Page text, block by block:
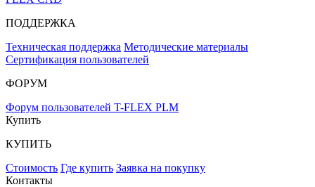
ПОДДЕРЖКА
Техническая поддержка Методические материалы
Сертификация пользователей
ФОРУМ
Форум пользователей T-FLEX PLM
Купить
КУПИТЬ
Стоимость Где купить Заявка на покупку
Контакты